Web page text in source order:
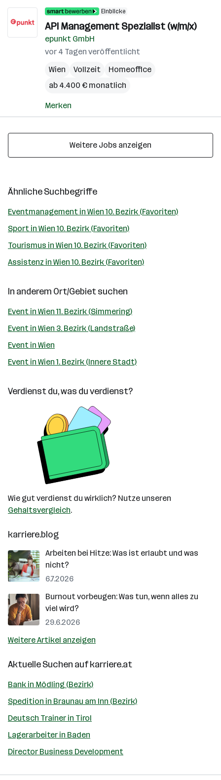
Einblicke
API Management Spezialist (w/m/x)
epunkt GmbH
vor 4 Tagen veröffentlicht
Wien
Vollzeit
Homeoffice
ab 4.400 € monatlich
Merken
Weitere Jobs anzeigen
Ähnliche Suchbegriffe
Eventmanagement in Wien 10. Bezirk (Favoriten)
Sport in Wien 10. Bezirk (Favoriten)
Tourismus in Wien 10. Bezirk (Favoriten)
Assistenz in Wien 10. Bezirk (Favoriten)
In anderem Ort/Gebiet suchen
Event in Wien 11. Bezirk (Simmering)
Event in Wien 3. Bezirk (Landstraße)
Event in Wien
Event in Wien 1. Bezirk (Innere Stadt)
Verdienst du, was du verdienst?
Wie gut verdienst du wirklich? Nutze unseren
Gehaltsvergleich.
karriere.blog
Arbeiten bei Hitze: Was ist erlaubt und was
nicht?
6.7.2026
Burnout vorbeugen: Was tun, wenn alles zu
viel wird?
29.6.2026
Weitere Artikel anzeigen
Aktuelle Suchen aufkarriere.at
Bank in Mödling (Bezirk)
Spedition in Braunau am Inn (Bezirk)
Deutsch Trainer in Tirol
Lagerarbeiter in Baden
Director Business Development